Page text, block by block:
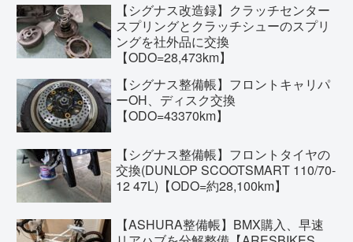
【シグナス改造録】クラッチセンター
スプリングとクラッチシューのスプリ
ングを社外品に交換
【ODO=28,473km】
【シグナス整備帳】フロントキャリパ
ーOH、ディスク交換
【ODO=43370km】
【シグナス整備帳】フロントタイヤの
交換(DUNLOP SCOOTSMART 110/70-
12 47L)【ODO=約28,100km】
【ASHURA整備帳】BMX購入、早速